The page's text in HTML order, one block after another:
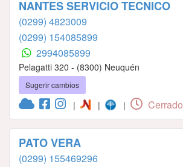
NANTES SERVICIO TECNICO
(0299) 4823009
(0299) 154085899
2994085899
Pelagatti 320 - (8300) Neuquén
Sugerir cambios
| | | Cerrado
PATO VERA
(0299) 155469296